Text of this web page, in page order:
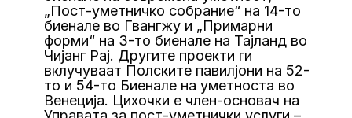
„Пост-уметничко собрание“ на 14-то
биенале во Гвангжу и „Примарни
форми“ на 3-то биенале на Тајланд во
Чијанг Рај. Другите проекти ги
вклучуваат Полските павилјони на 52-
то и 54-то Биенале на уметноста во
Венеција. Цихочки е член-основач на